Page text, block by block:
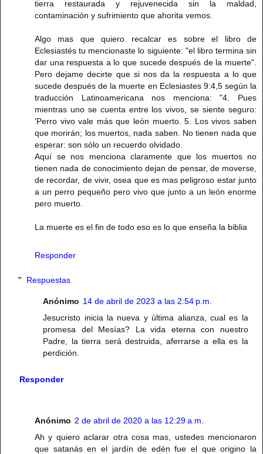
tierra restaurada y rejuvenecida sin la maldad,
contaminación y sufrimiento que ahorita vemos.
Algo mas que quiero recalcar es sobre el libro de
Eclesiastés tu mencionaste lo siguiente: "el libro termina sin
dar una respuesta a lo que sucede después de la muerte".
Pero dejame decirte que si nos da la respuesta a lo que
sucede después de la muerte en Eclesiastes 9:4,5 según la
traducción Latinoamericana nos menciona: "4. Pues
mientras uno se cuenta entre los vivos, se siente seguro:
'Perro vivo vale más que león muerto. 5. Los vivos saben
que morirán; los muertos, nada saben. No tienen nada que
esperar: son sólo un recuerdo olvidado.
Aquí se nos menciona claramente que los muertos no
tienen nada de conocimiento dejan de pensar, de moverse,
de recordar, de vivir, osea que es mas peligroso estar junto
a un perro pequeño pero vivo que junto a un león enorme
pero muerto.
La muerte es el fin de todo eso es lo que enseña la biblia
Responder
Respuestas
Anónimo 14 de abril de 2023 a las 2:54 p.m.
Jesucristo inicia la nueva y última alianza, cual es la
promesa del Mesías? La vida eterna con nuestro
Padre, la tierra será destruida, aferrarse a ella es la
perdición.
Responder
Anónimo 2 de abril de 2020 a las 12:29 a.m.
Ah y quiero aclarar otra cosa mas, ustedes mencionaron
que satanás en el jardín de edén fue el que origino la